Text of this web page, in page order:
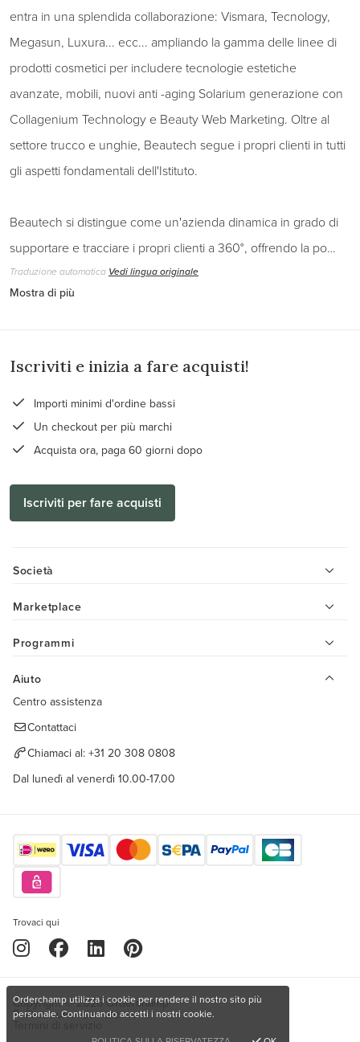
entra in una splendida collaborazione: Vismara, Tecnology,
Megasun, Luxura... ecc... ampliando la gamma delle linee di
prodotti cosmetici per includere tecnologie estetiche
avanzate, mobili, nuovi anti -aging Solarium generazione con
Collagenium Technology e Beauty Web Marketing. Oltre al
settore trucco e unghie, Beautech segue i propri clienti in tutti
gli aspetti fondamentali dell'Istituto.
Beautech si distingue come un'azienda dinamica in grado di
supportare e tracciare i propri clienti a 360°, offrendo la po…
Traduzione automatica Vedi lingua originale
Mostra di più
Iscriviti e inizia a fare acquisti!
Importi minimi d'ordine bassi
Un checkout per più marchi
Acquista ora, paga 60 giorni dopo
Iscriviti per fare acquisti
Società
Marketplace
Programmi
Aiuto
Centro assistenza
Contattaci
Chiamaci al: +31 20 308 0808
Dal lunedì al venerdì 10.00-17.00
Trovaci qui
Copyright © 2026 Orderchamp
Politica sulla riservatezza
Orderchamp utilizza i cookie per rendere il nostro sito più
personale. Continuando accetti i nostri cookie.